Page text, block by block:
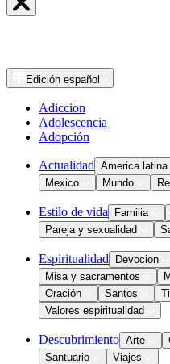
Edición español
Adiccion
Adolescencia
Adopción
Actualidad America latina
Mexico
Mundo
Estilo de vida Familia
Pareja y sexualidad
Espiritualidad Devocion
Misa y sacramentos
Oración
Santos
Valores espiritualidad
Descubrimiento Arte
Santuario
Viajes